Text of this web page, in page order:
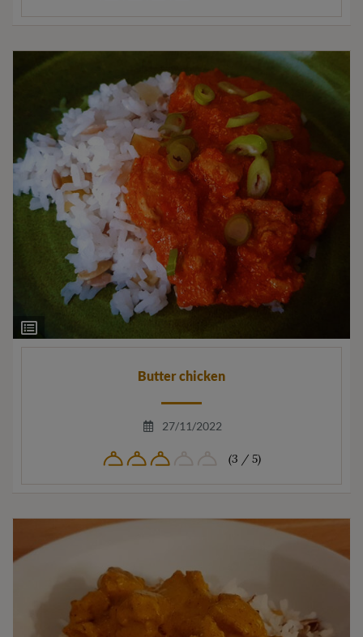
Ingrediëntenlijst
Butter chicken
27/11/2022
(3 / 5)